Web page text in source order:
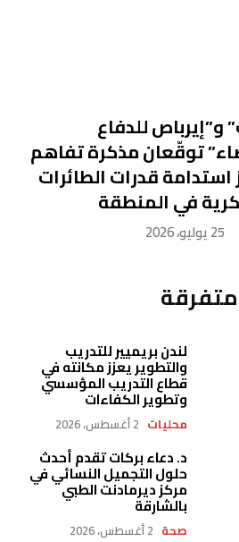
و”إيرباص للدفاع
توقّعان مذكرة تفاهم
استدامة قدرات الطائرات
في المنطقة
25 يوليو، 2026
متفرقة
لندن بريميير للتدريب
والتطوير يعزز مكانته في
قطاع التدريب المؤسسي
وتطوير الكفاءات
محليات 2 أغسطس، 2026
د. دعاء بركات تقدم أحدث
حلول التجميل النسائي في
مركز ديرمادنت الطبي
بالشارقة
صحة 2 أغسطس، 2026